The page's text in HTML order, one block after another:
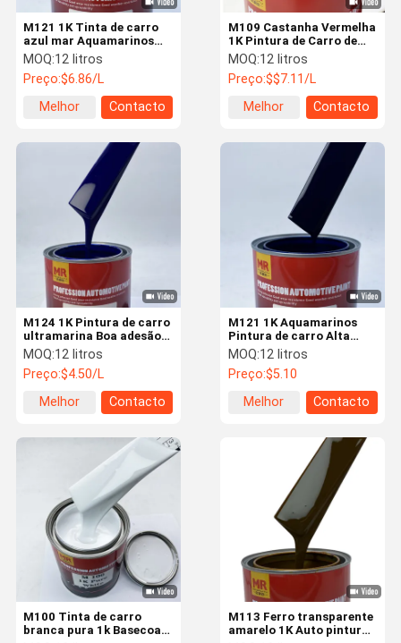
Início Produtos Vídeos Sobre Nós
M109 Castanha Vermelha
1K Pintura de Carro de
Resina Acrílica
Personalizada Pintura de
Cor de Carro
MOQ:12 litros
Preço:$$7.11/L
Melhor
Contacto
M121 1K Tinta de carro
azul mar Aquamarinos
Tinta de carro Alta
dureza Metal
MOQ:12 litros
Preço:$6.86/L
Melhor
Contacto
M121 1K Aquamarinos
Pintura de carro Alta
dureza Azul Verde
Pintura de automóvel
metálica
MOQ:12 litros
Preço:$5.10
Melhor
Contacto
M124 1K Pintura de carro
ultramarina Boa adesão
Pintura de carro preta
fosca
MOQ:12 litros
Preço:$4.50/L
Melhor
Contacto
M113 Ferro transparente
amarelo 1K Auto pintura
M100 Tinta de carro
branca pura 1k Basecoat